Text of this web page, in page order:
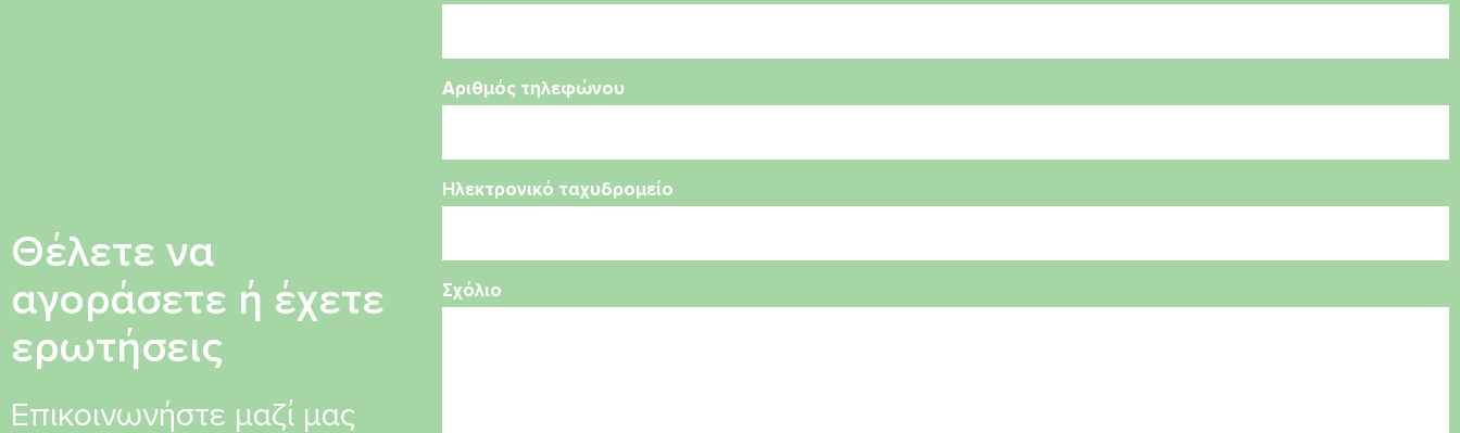
Θέλετε να
αγοράσετε ή έχετε
ερωτήσεις
Επικοινωνήστε μαζί μας
Αριθμός τηλεφώνου
Ηλεκτρονικό ταχυδρομείο
Σχόλιο